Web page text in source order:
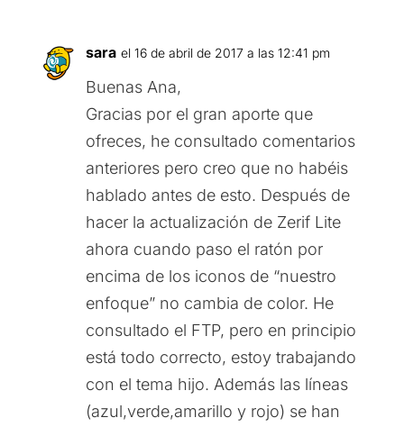
sara el 16 de abril de 2017 a las 12:41 pm
Buenas Ana,
Gracias por el gran aporte que
ofreces, he consultado comentarios
anteriores pero creo que no habéis
hablado antes de esto. Después de
hacer la actualización de Zerif Lite
ahora cuando paso el ratón por
encima de los iconos de “nuestro
enfoque” no cambia de color. He
consultado el FTP, pero en principio
está todo correcto, estoy trabajando
con el tema hijo. Además las líneas
(azul,verde,amarillo y rojo) se han